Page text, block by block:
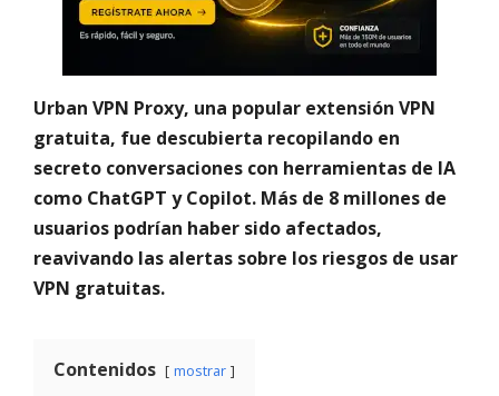
Urban VPN Proxy, una popular extensión VPN
gratuita, fue descubierta recopilando en
secreto conversaciones con herramientas de IA
como ChatGPT y Copilot. Más de 8 millones de
usuarios podrían haber sido afectados,
reavivando las alertas sobre los riesgos de usar
VPN gratuitas.
Contenidos mostrar